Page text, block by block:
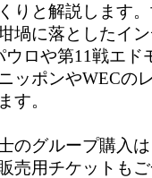
りと解説します
堝に落としたイ
ロや第11戦エド
ッポンやWECの
す。
のグループ購入
売用チケットも